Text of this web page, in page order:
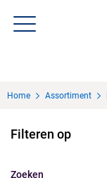
Over Sisa
KMS
Uitzendbureau?
Home Assortiment
Filteren op
Zoeken